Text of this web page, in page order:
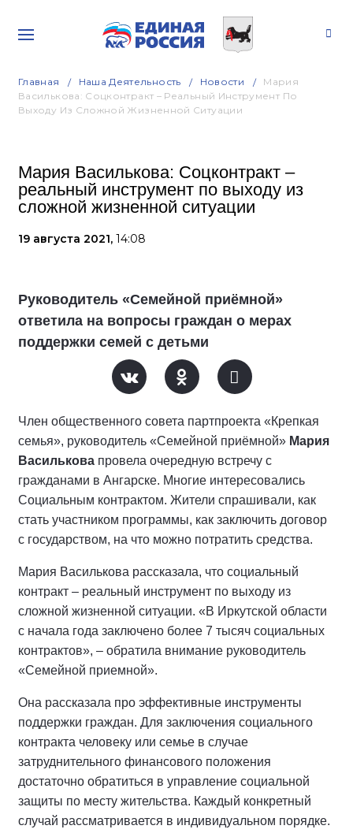
Главная Наша Деятельность Новости
Мария
Василькова: Соцконтракт – Реальный Инструмент По
Выходу Из Сложной Жизненной Ситуации
Мария Василькова: Соцконтракт –
реальный инструмент по выходу из
сложной жизненной ситуации
19 августа 2021, 14:08
Руководитель «Семейной приёмной»
ответила на вопросы граждан о мерах
поддержки семей с детьми
Член общественного совета партпроекта «Крепкая
семья», руководитель «Семейной приёмной» Мария
Василькова провела очередную встречу с
гражданами в Ангарске. Многие интересовались
Социальным контрактом. Жители спрашивали, как
стать участником программы, как заключить договор
с государством, на что можно потратить средства.
Мария Василькова рассказала, что социальный
контракт – реальный инструмент по выходу из
сложной жизненной ситуации. «В Иркутской области
с начала года заключено более 7 тысяч социальных
контрактов», – обратила внимание руководитель
«Семейной приемной».
Она рассказала про эффективные инструменты
поддержки граждан. Для заключения социального
контракта человеку или семье в случае
затруднительного финансового положения
достаточно обратиться в управление социальной
защиты по месту жительства. Каждый конкретный
случай рассматривается в индивидуальном порядке.